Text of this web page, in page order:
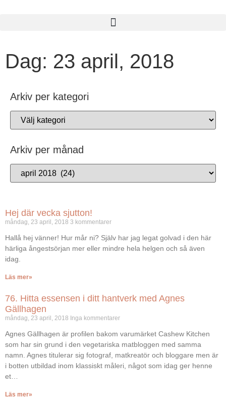
Dag: 23 april, 2018
Arkiv per kategori
Arkiv per månad
Hej där vecka sjutton!
måndag, 23 april, 2018 3 kommentarer
Hallå hej vänner! Hur mår ni? Själv har jag legat golvad i den här
härliga ångestsörjan mer eller mindre hela helgen och så även
idag.
Läs mer»
76. Hitta essensen i ditt hantverk med Agnes
Gällhagen
måndag, 23 april, 2018 Inga kommentarer
Agnes Gällhagen är profilen bakom varumärket Cashew Kitchen
som har sin grund i den vegetariska matbloggen med samma
namn. Agnes titulerar sig fotograf, matkreatör och bloggare men är
i botten utbildad inom klassiskt måleri, något som idag ger henne
et…
Läs mer»